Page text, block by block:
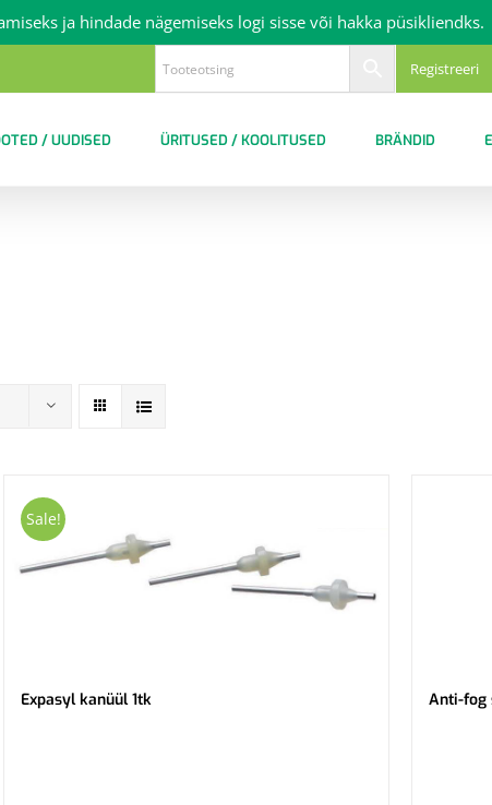
Registreeri
/ UUDISED ÜRITUSED / KOOLITUSED BRÄNDID
Sale!
Expasyl kanüül 1tk Anti-fog
ja hindade nägemiseks logi sisse või hakka püsikliendks.